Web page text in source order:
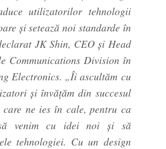
utilizatorilor tehnologii
și setează noi standarde în
JK Shin, CEO și Head
Communications Division în
Electronics. „Îi ascultăm cu
și învățăm din succesul
ne ies în cale, pentru ca
venim cu idei noi și să
tehnologiei. Cu un design